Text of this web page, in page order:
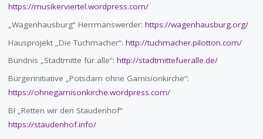
https://musikerviertel.wordpress.com/
„Wagenhausburg“ Herrmanswerder: https://wagenhausburg.org/
Hausprojekt „Die Tuchmacher“: http://tuchmacher.pilotton.com/
Bündnis „Stadtmitte für alle“: http://stadtmittefueralle.de/
Bürgerinitiative „Potsdam ohne Garnisionkirche“:
https://ohnegarnisonkirche.wordpress.com/
BI „Retten wir den Staudenhof“
https://staudenhof.info/